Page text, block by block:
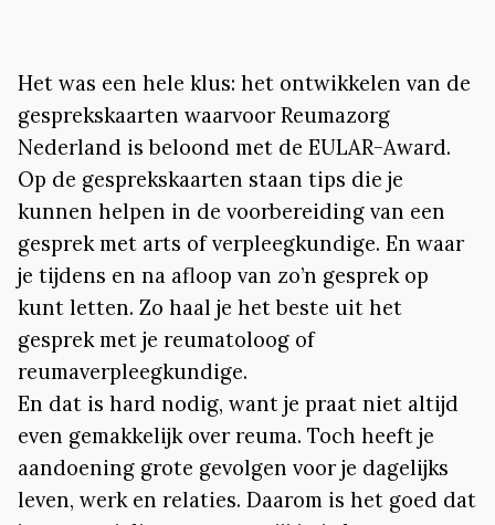
Het was een hele klus: het ontwikkelen van de
gesprekskaarten waarvoor Reumazorg
Nederland is beloond met de EULAR-Award.
Op de gesprekskaarten staan tips die je
kunnen helpen in de voorbereiding van een
gesprek met arts of verpleegkundige. En waar
je tijdens en na afloop van zo’n gesprek op
kunt letten. Zo haal je het beste uit het
gesprek met je reumatoloog of
reumaverpleegkundige.
En dat is hard nodig, want je praat niet altijd
even gemakkelijk over reuma. Toch heeft je
aandoening grote gevolgen voor je dagelijks
leven, werk en relaties. Daarom is het goed dat